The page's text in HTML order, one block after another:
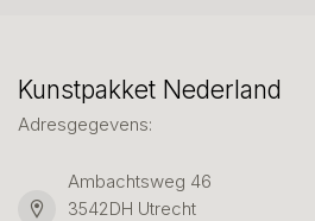
Kunstpakket Nederland
Adresgegevens:
Ambachtsweg 46
3542DH Utrecht